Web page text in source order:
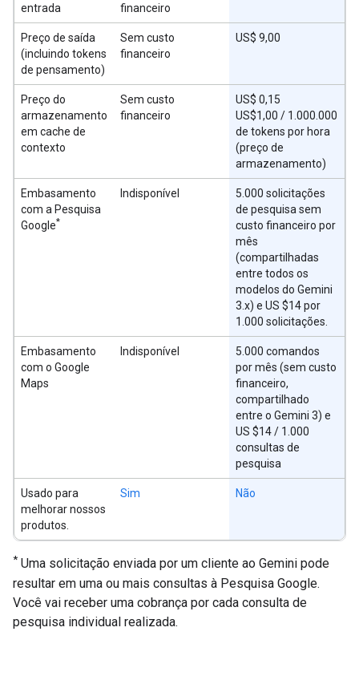
entrada
financeiro
Preço de saída
(incluindo tokens
de pensamento)
Sem custo
financeiro
US$ 9,00
Preço do
armazenamento
em cache de
contexto
Sem custo
financeiro
US$ 0,15
US$1,00 / 1.000.000
de tokens por hora
(preço de
armazenamento)
Embasamento
com a Pesquisa
Google*
Indisponível
5.000 solicitações
de pesquisa sem
custo financeiro por
mês
(compartilhadas
entre todos os
modelos do Gemini
3.x) e US $14 por
1.000 solicitações.
Embasamento
com o Google
Maps
Indisponível
5.000 comandos
por mês (sem custo
financeiro,
compartilhado
entre o Gemini 3) e
US $14 / 1.000
consultas de
pesquisa
Usado para
melhorar nossos
produtos.
Sim Não
* Uma solicitação enviada por um cliente ao Gemini pode
resultar em uma ou mais consultas à Pesquisa Google.
Você vai receber uma cobrança por cada consulta de
pesquisa individual realizada.